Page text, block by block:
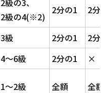
2級の3、
2級の4(※2)
2分の1 2分
3級 2分の1
2分
4～6級
2分の1 ×
1～2級 全額 全額